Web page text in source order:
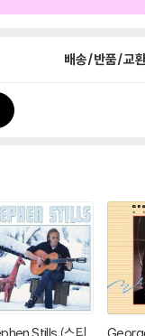
배송/반품/교